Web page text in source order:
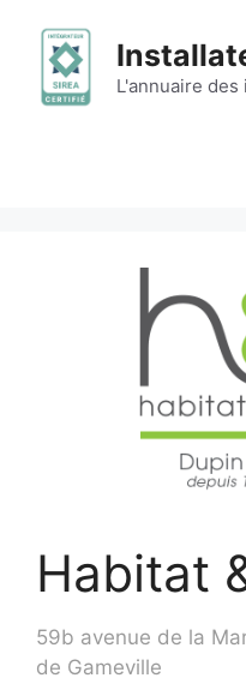
contenu
L'annuaire
Habitat
59b avenue de la
de Gameville